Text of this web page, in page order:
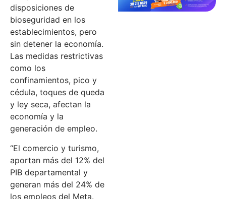
disposiciones de
bioseguridad en los
establecimientos, pero
sin detener la economía.
Las medidas restrictivas
como los
confinamientos, pico y
cédula, toques de queda
y ley seca, afectan la
economía y la
generación de empleo.
“El comercio y turismo,
aportan más del 12% del
PIB departamental y
generan más del 24% de
los empleos del Meta.